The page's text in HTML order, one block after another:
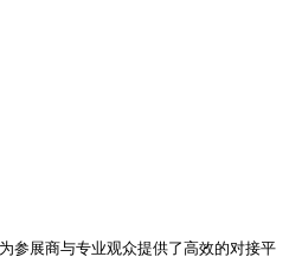
参展商与专业观众提供了高效的对接平